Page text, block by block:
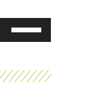
Pfeiltasten
Hoch/Runter
um